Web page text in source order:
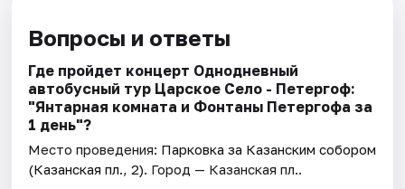
Вопросы и ответы
Где пройдет концерт Однодневный
автобусный тур Царское Село - Петергоф:
"Янтарная комната и Фонтаны Петергофа за
1 день"?
Место проведения: Парковка за Казанским собором
(Казанская пл., 2). Город — Казанская пл..